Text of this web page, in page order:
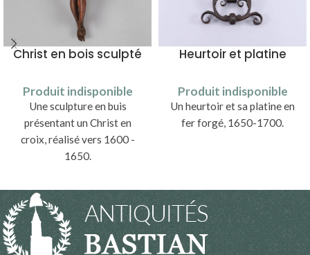
Christ en bois sculpté
Produit indisponible
Une sculpture en buis
présentant un Christ en
croix, réalisé vers 1600 -
1650.
Heurtoir et platine
Produit indisponible
Un heurtoir et sa platine en
fer forgé, 1650-1700.